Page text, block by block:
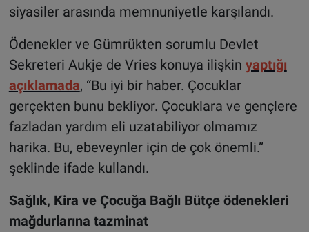
siyasiler arasında memnuniyetle karşılandı.
Ödenekler ve Gümrükten sorumlu Devlet
Sekreteri Aukje de Vries konuya ilişkin yaptığı
açıklamada, “Bu iyi bir haber. Çocuklar
gerçekten bunu bekliyor. Çocuklara ve gençlere
fazladan yardım eli uzatabiliyor olmamız
harika. Bu, ebeveynler için de çok önemli.”
şeklinde ifade kullandı.
Sağlık, Kira ve Çocuğa Bağlı Bütçe ödenekleri
mağdurlarına tazminat